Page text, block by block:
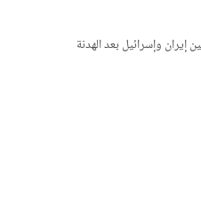
وإسرائيل بعد الهدنة